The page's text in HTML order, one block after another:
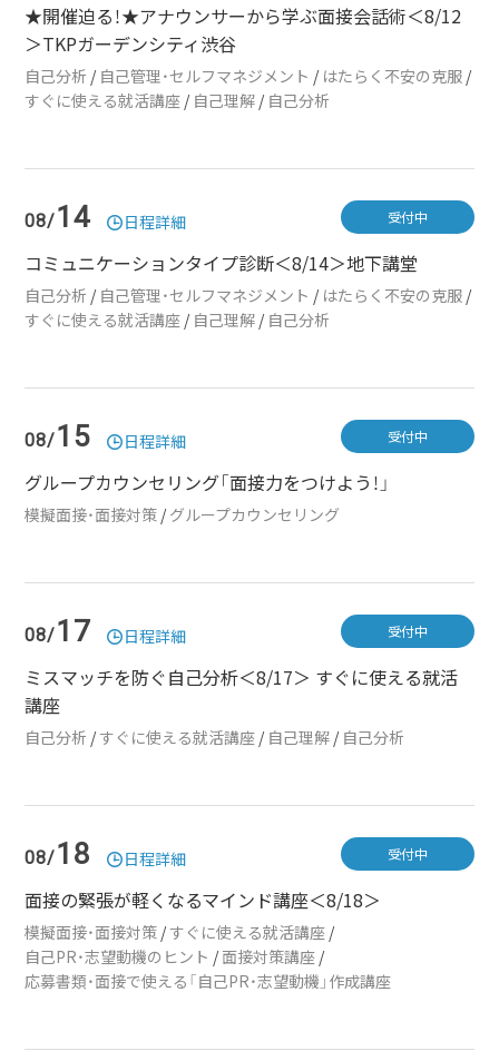
★開催迫る！★アナウンサーから学ぶ面接会話術＜8/12
＞TKPガーデンシティ渋谷
自己分析 / 自己管理・セルフマネジメント / はたらく不安の克服 /
すぐに使える就活講座 / 自己理解 / 自己分析
08/14 日程詳細
コミュニケーションタイプ診断＜8/14＞地下講堂
自己分析 / 自己管理・セルフマネジメント / はたらく不安の克服 /
すぐに使える就活講座 / 自己理解 / 自己分析
受付中
08/15 日程詳細
グループカウンセリング「面接力をつけよう！」
模擬面接・面接対策 /グループカウンセリング
受付中
08/17 日程詳細
ミスマッチを防ぐ自己分析＜8/17＞ すぐに使える就活
講座
自己分析 /すぐに使える就活講座 / 自己理解 / 自己分析
受付中
08/18 日程詳細
面接の緊張が軽くなるマインド講座＜8/18＞
模擬面接・面接対策 /すぐに使える就活講座 /
自己PR・志望動機のヒント /面接対策講座 /
応募書類・面接で使える「自己PR・志望動機」作成講座
受付中